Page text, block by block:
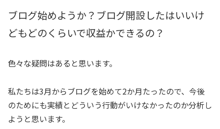
ブログ始めようか？ブログ開設したはいいけ
どもどのくらいで収益かできるの？
色々な疑問はあると思います。
私たちは3月からブログを始めて2か月たったので、今後
のためにも実績とどういう行動がいけなかったのか分析し
ようと思います。